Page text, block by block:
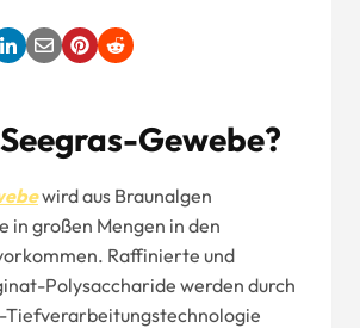
Gewebe?
wird aus Braunalgen
in großen Mengen in den
Raffinierte und
Polysaccharide werden durch
Tiefverarbeitungstechnologie